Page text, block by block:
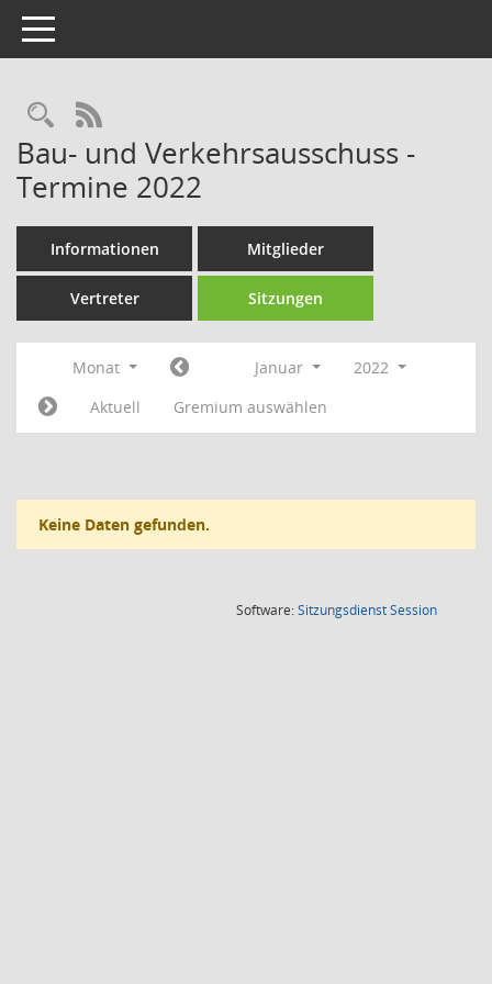
Toggle navigation
Rechercheauswahl
RSS-Feed
Bau- und Verkehrsausschuss -
Termine 2022
Informationen Mitglieder
Vertreter Sitzungen
Monat Januar
2022
Aktuell
Gremium auswählen
Keine Daten gefunden.
Software:SitzungsdienstSession(Wird in